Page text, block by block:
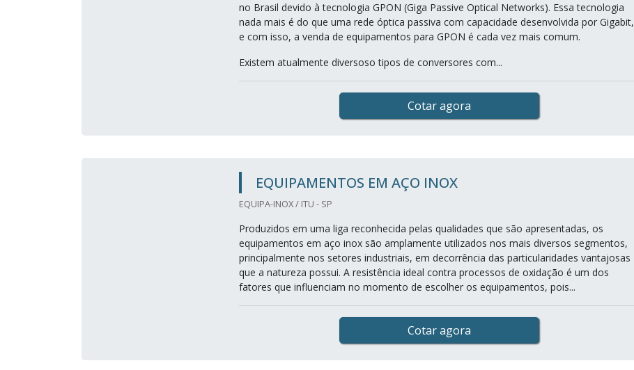
no Brasil devido à tecnologia GPON (Giga Passive Optical Networks). Essa tecnologia
nada mais é do que uma rede óptica passiva com capacidade desenvolvida por Gigabit,
e com isso, a venda de equipamentos para GPON é cada vez mais comum.
Existem atualmente diversoso tipos de conversores com...
Cotar agora
EQUIPAMENTOS EM AÇO INOX
EQUIPA-INOX / ITU - SP
Produzidos em uma liga reconhecida pelas qualidades que são apresentadas, os
equipamentos em aço inox são amplamente utilizados nos mais diversos segmentos,
principalmente nos setores industriais, em decorrência das particularidades vantajosas
que a natureza possui. A resistência ideal contra processos de oxidação é um dos
fatores que influenciam no momento de escolher os equipamentos, pois...
Cotar agora